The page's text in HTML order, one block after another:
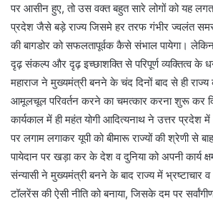
पर आसीन हुए, तो उस वक्त बहुत सारे लोगों को यह
प्रदेश जैसे बड़े राज्य जिसमे हर तरफ गंभीर ज्वलंत
की बागडोर को सफलतापूर्वक कैसे संभाल पायेगा। लेकिन
दृढ़ संकल्प और दृढ़ इच्छाशक्ति से परिपूर्ण व्यक्तित्व के
महाराज ने मुख्यमंत्री बनने के चंद दिनों बाद से ही राज्य
आमूलचूल परिवर्तन करने का चमत्कार करना शुरू कर
कार्यकाल में ही महंत योगी आदित्यनाथ ने उत्तर प्रदेश
पर लगाम लगाकर यूपी को बीमारू राज्यों की श्रेणी से
पायेदान पर खड़ा कर के देश व दुनिया को अपनी कार्य
संन्यासी ने मुख्यमंत्री बनने के बाद राज्य में भ्रष्टाचार
टॉलरेंस की ऐसी नीति को बनाया, जिसके दम पर